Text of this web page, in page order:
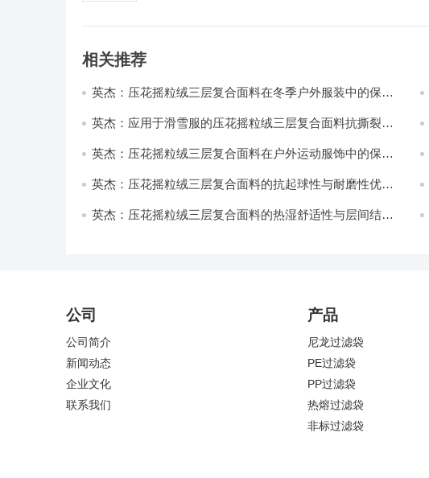
相关推荐
英杰：压花摇粒绒三层复合面料在冬季户外服装中的保暖
英杰：应用于滑雪服的压花摇粒绒三层复合面料抗撕裂与
英杰：压花摇粒绒三层复合面料在户外运动服饰中的保暖
英杰：压花摇粒绒三层复合面料的抗起球性与耐磨性优化
英杰：压花摇粒绒三层复合面料的热湿舒适性与层间结合
公司
公司简介
新闻动态
企业文化
联系我们
产品
尼龙过滤袋
PE过滤袋
PP过滤袋
热熔过滤袋
非标过滤袋